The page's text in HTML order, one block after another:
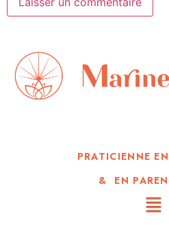
PRATICIENNE
& EN